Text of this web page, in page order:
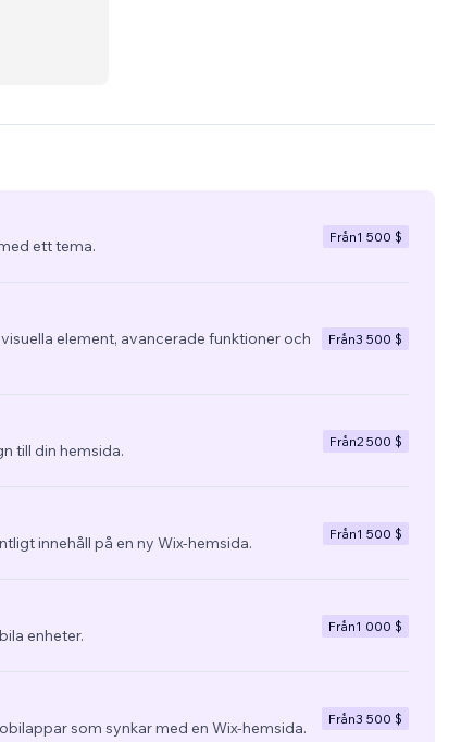
ett tema.
Från1 500 $
element, avancerade funktioner och
Från3 500 $
till din hemsida.
Från2 500 $
innehåll på en ny Wix-hemsida.
Från1 500 $
enheter.
Från1 000 $
som synkar med en Wix-hemsida.
Från3 500 $